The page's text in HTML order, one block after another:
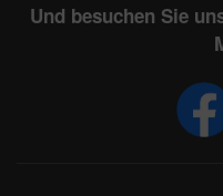
Und besuchen Sie